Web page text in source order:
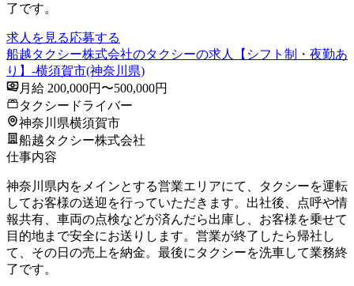
了です。
求人を見る応募する
船越タクシー株式会社のタクシーの求人【シフト制・夜勤あ
り】-横須賀市(神奈川県)
月給 200,000円〜500,000円
タクシードライバー
神奈川県横須賀市
船越タクシー株式会社
仕事内容
神奈川県内をメインとする営業エリアにて、タクシーを運転
してお客様の送迎を行っていただきます。出社後、点呼や情
報共有、車両の点検などが済んだら出庫し、お客様を乗せて
目的地まで安全にお送りします。営業が終了したら帰社し
て、その日の売上を納金。最後にタクシーを洗車して業務終
了です。